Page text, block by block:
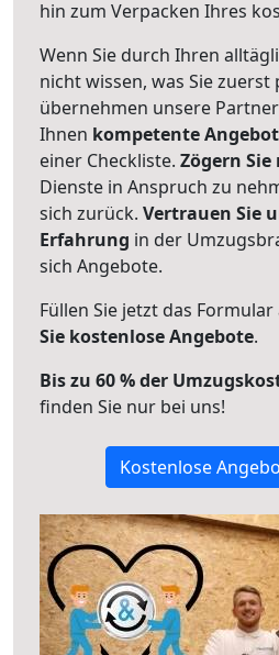
hin zum Verpacken Ihres
Wenn Sie durch Ihren
nicht wissen, was Sie zuerst
übernehmen unsere
Ihnen kompetente
einer Checkliste. Zögern
Dienste in Anspruch zu
sich zurück. Vertrauen Sie
Erfahrung in der
sich Angebote.
Füllen Sie jetzt das
Sie kostenlose Angebote.
Bis zu 60 % der
finden Sie nur bei uns!
Kostenlose